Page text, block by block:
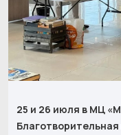
25 и 26 июля в МЦ